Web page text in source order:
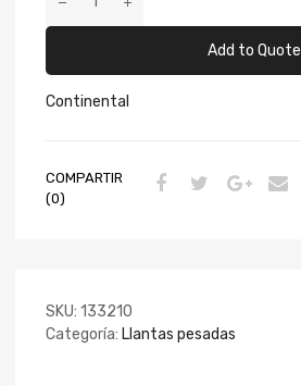
Add to Quote
Continental
COMPARTIR
(0)
SKU: 133210
Categoría: Llantas pesadas